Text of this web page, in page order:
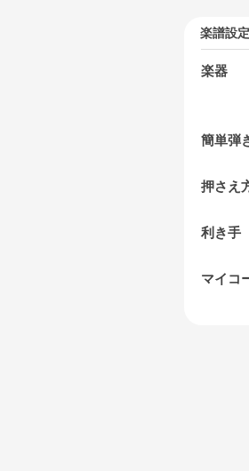
楽譜設定
楽器
簡単弾
押さえ
利き手
マイコ